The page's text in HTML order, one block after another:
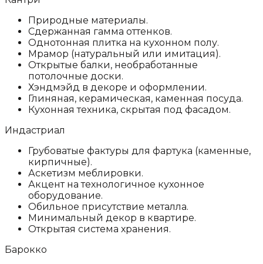
Природные материалы.
Сдержанная гамма оттенков.
Однотонная плитка на кухонном полу.
Мрамор (натуральный или имитация).
Открытые балки, необработанные
потолочные доски.
Хэндмэйд в декоре и оформлении.
Глиняная, керамическая, каменная посуда.
Кухонная техника, скрытая под фасадом.
Индастриал
Грубоватые фактуры для фартука (каменные,
кирпичные).
Аскетизм меблировки.
Акцент на технологичное кухонное
оборудование.
Обильное присутствие металла.
Минимальный декор в квартире.
Открытая система хранения.
Барокко